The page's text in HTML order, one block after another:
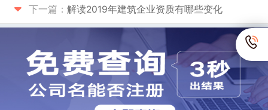
下一篇： 解读2019年建筑企业资质有哪些变化